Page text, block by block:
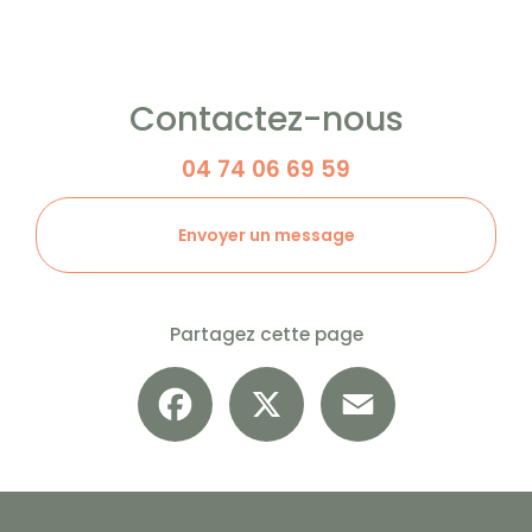
Contactez-nous
04 74 06 69 59
Envoyer un message
Partagez cette page
Facebook